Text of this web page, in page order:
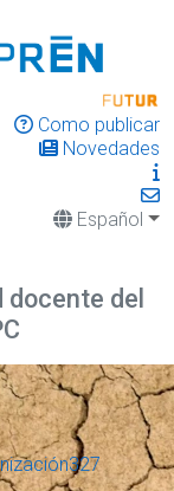
Como publicar
Novedades
Español
del
327